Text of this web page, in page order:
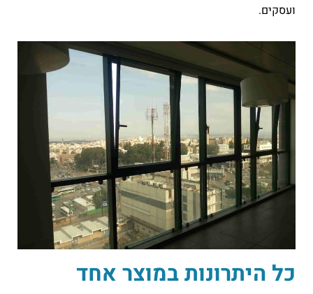
ועסקים.
כל היתרונות במוצר אחד